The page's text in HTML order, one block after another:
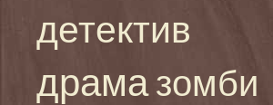
детектив
драма зомби